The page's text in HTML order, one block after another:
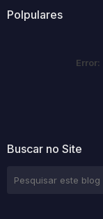
Polpulares
Error:
Buscar no Site